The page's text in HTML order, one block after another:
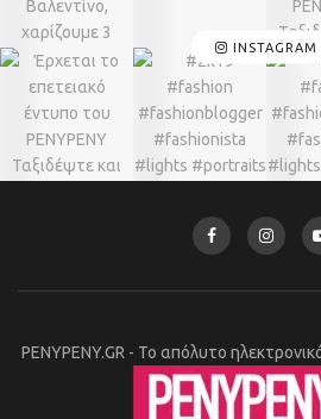
INSTAGRAM
PENYPENY.GR - Το απόλυτο